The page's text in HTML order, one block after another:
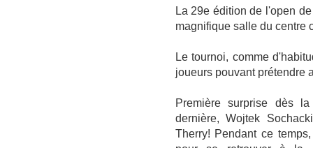
La 29e édition de l'open
magnifique salle du centre
Le tournoi, comme
joueurs pouvant prétendre
Première surprise dès
dernière, Wojtek
Therry! Pendant ce